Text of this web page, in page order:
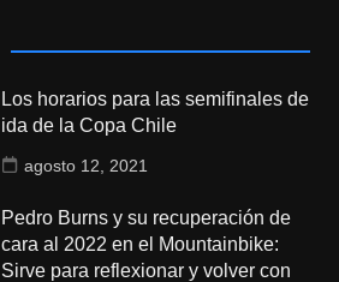
Los horarios para las semifinales de
ida de la Copa Chile
agosto 12, 2021
Pedro Burns y su recuperación de
cara al 2022 en el Mountainbike:
Sirve para reflexionar y volver con